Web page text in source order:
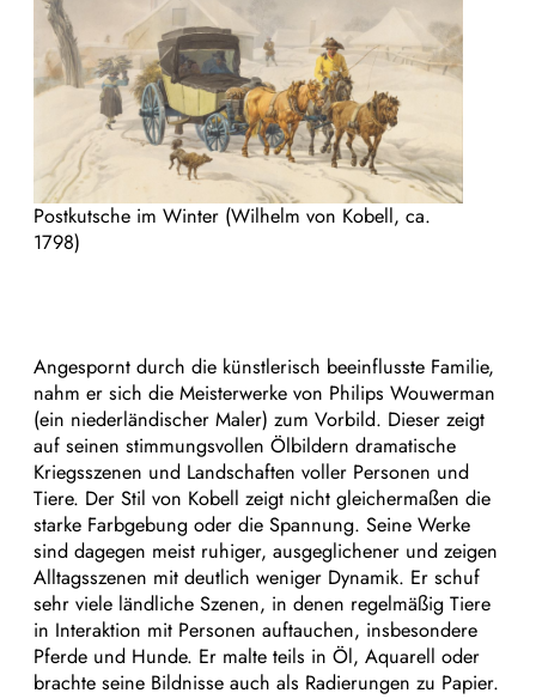
Postkutsche im Winter (Wilhelm von Kobell, ca.
1798)
Angespornt durch die künstlerisch beeinflusste Familie,
nahm er sich die Meisterwerke von Philips Wouwerman
(ein niederländischer Maler) zum Vorbild. Dieser zeigt
auf seinen stimmungsvollen Ölbildern dramatische
Kriegsszenen und Landschaften voller Personen und
Tiere. Der Stil von Kobell zeigt nicht gleichermaßen die
starke Farbgebung oder die Spannung. Seine Werke
sind dagegen meist ruhiger, ausgeglichener und zeigen
Alltagsszenen mit deutlich weniger Dynamik. Er schuf
sehr viele ländliche Szenen, in denen regelmäßig Tiere
in Interaktion mit Personen auftauchen, insbesondere
Pferde und Hunde. Er malte teils in Öl, Aquarell oder
brachte seine Bildnisse auch als Radierungen zu Papier.